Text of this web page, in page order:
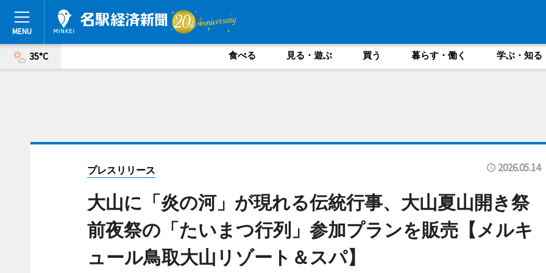
35°C 食べる 見る・遊ぶ 買う 暮らす・働く 学ぶ・知る
プレスリリース 2026.05.14
大山に「炎の河」が現れる伝統行事、大山夏山開き祭
前夜祭の「たいまつ行列」参加プランを販売【メルキ
ュール鳥取大山リゾート＆スパ】